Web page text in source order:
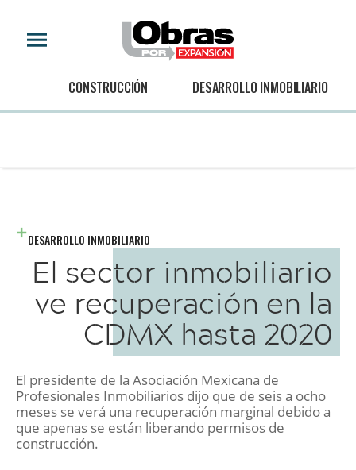
CONSTRUCCIÓN DESARROLLO INMOBILIARIO
DESARROLLO INMOBILIARIO
El sector inmobiliario
ve recuperación en la
CDMX hasta 2020
El presidente de la Asociación Mexicana de
Profesionales Inmobiliarios dijo que de seis a ocho
meses se verá una recuperación marginal debido a
que apenas se están liberando permisos de
construcción.